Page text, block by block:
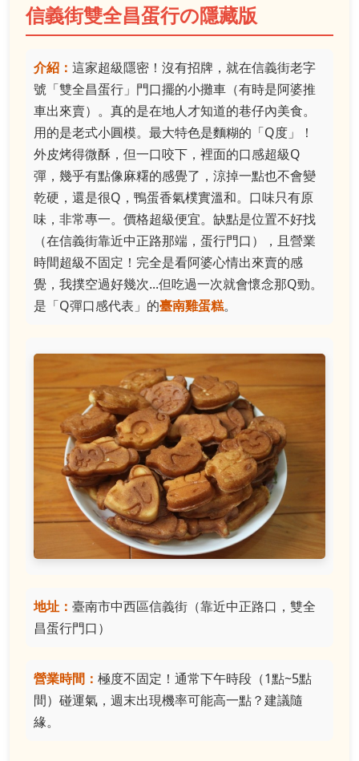
信義街雙全昌蛋行の隱藏版
介紹： 這家超級隱密！沒有招牌，就在信義街老字
號「雙全昌蛋行」門口擺的小攤車（有時是阿婆推
車出來賣）。真的是在地人才知道的巷仔內美食。
用的是老式小圓模。最大特色是麵糊的「Q度」！
外皮烤得微酥，但一口咬下，裡面的口感超級Q
彈，幾乎有點像麻糬的感覺了，涼掉一點也不會變
乾硬，還是很Q，鴨蛋香氣樸實溫和。口味只有原
味，非常專一。價格超級便宜。缺點是位置不好找
（在信義街靠近中正路那端，蛋行門口），且營業
時間超級不固定！完全是看阿婆心情出來賣的感
覺，我撲空過好幾次...但吃過一次就會懷念那Q勁。
是「Q彈口感代表」的臺南雞蛋糕。
地址： 臺南市中西區信義街（靠近中正路口，雙全
昌蛋行門口）
營業時間： 極度不固定！通常下午時段（1點~5點
間）碰運氣，週末出現機率可能高一點？建議隨
緣。